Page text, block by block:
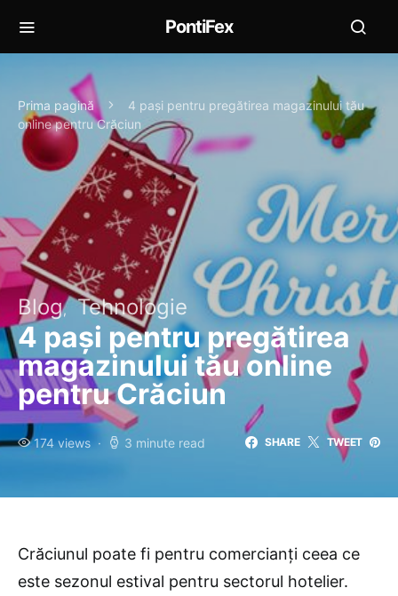
PontiFex
Prima pagină
4 pași pentru pregătirea magazinului tău
online pentru Crăciun
Blog Tehnologie
4 pași pentru pregătirea
magazinului tău online
pentru Crăciun
174 views 3 minute read SHARE TWEET
Crăciunul poate fi pentru comercianți ceea ce
este sezonul estival pentru sectorul hotelier.